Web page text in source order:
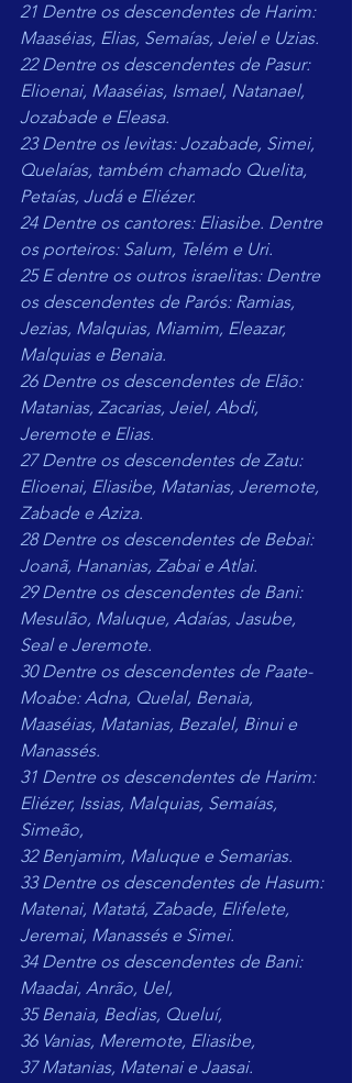
21 Dentre os descendentes de Harim:
Maaséias, Elias, Semaías, Jeiel e Uzias.
22 Dentre os descendentes de Pasur:
Elioenai, Maaséias, Ismael, Natanael,
Jozabade e Eleasa.
23 Dentre os levitas: Jozabade, Simei,
Quelaías, também chamado Quelita,
Petaías, Judá e Eliézer.
24 Dentre os cantores: Eliasibe. Dentre
os porteiros: Salum, Telém e Uri.
25 E dentre os outros israelitas: Dentre
os descendentes de Parós: Ramias,
Jezias, Malquias, Miamim, Eleazar,
Malquias e Benaia.
26 Dentre os descendentes de Elão:
Matanias, Zacarias, Jeiel, Abdi,
Jeremote e Elias.
27 Dentre os descendentes de Zatu:
Elioenai, Eliasibe, Matanias, Jeremote,
Zabade e Aziza.
28 Dentre os descendentes de Bebai:
Joanã, Hananias, Zabai e Atlai.
29 Dentre os descendentes de Bani:
Mesulão, Maluque, Adaías, Jasube,
Seal e Jeremote.
30 Dentre os descendentes de Paate-
Moabe: Adna, Quelal, Benaia,
Maaséias, Matanias, Bezalel, Binui e
Manassés.
31 Dentre os descendentes de Harim:
Eliézer, Issias, Malquias, Semaías,
Simeão,
32 Benjamim, Maluque e Semarias.
33 Dentre os descendentes de Hasum:
Matenai, Matatá, Zabade, Elifelete,
Jeremai, Manassés e Simei.
34 Dentre os descendentes de Bani:
Maadai, Anrão, Uel,
35 Benaia, Bedias, Queluí,
36 Vanias, Meremote, Eliasibe,
37 Matanias, Matenai e Jaasai.